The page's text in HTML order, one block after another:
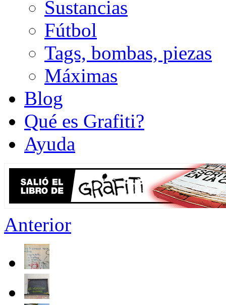
Sustancias
Fútbol
Tags, bombas, piezas
Máximas
Blog
Qué es Grafiti?
Ayuda
Anterior